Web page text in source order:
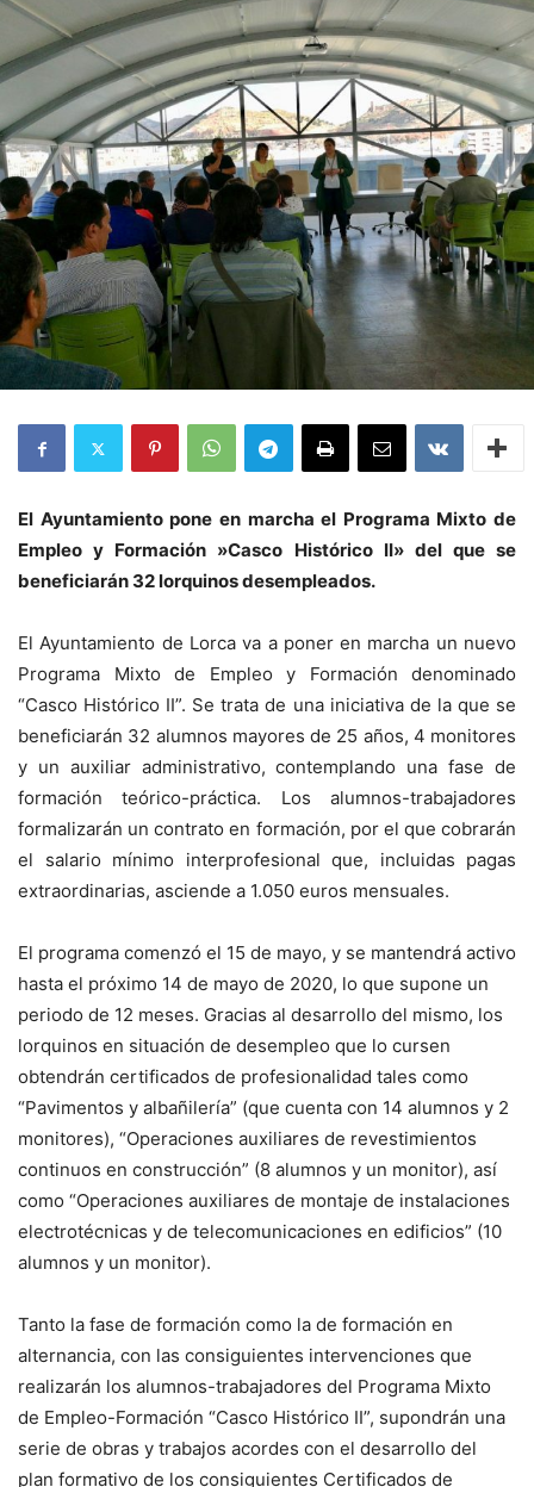
El Ayuntamiento pone en marcha el Programa Mixto de
Empleo y Formación »Casco Histórico II» del que se
beneficiarán 32 lorquinos desempleados.
El Ayuntamiento de Lorca va a poner en marcha un nuevo
Programa Mixto de Empleo y Formación denominado
“Casco Histórico II”. Se trata de una iniciativa de la que se
beneficiarán 32 alumnos mayores de 25 años, 4 monitores
y un auxiliar administrativo, contemplando una fase de
formación teórico-práctica. Los alumnos-trabajadores
formalizarán un contrato en formación, por el que cobrarán
el salario mínimo interprofesional que, incluidas pagas
extraordinarias, asciende a 1.050 euros mensuales.
El programa comenzó el 15 de mayo, y se mantendrá activo
hasta el próximo 14 de mayo de 2020, lo que supone un
periodo de 12 meses. Gracias al desarrollo del mismo, los
lorquinos en situación de desempleo que lo cursen
obtendrán certificados de profesionalidad tales como
“Pavimentos y albañilería” (que cuenta con 14 alumnos y 2
monitores), “Operaciones auxiliares de revestimientos
continuos en construcción” (8 alumnos y un monitor), así
como “Operaciones auxiliares de montaje de instalaciones
electrotécnicas y de telecomunicaciones en edificios” (10
alumnos y un monitor).
Tanto la fase de formación como la de formación en
alternancia, con las consiguientes intervenciones que
realizarán los alumnos-trabajadores del Programa Mixto
de Empleo-Formación “Casco Histórico II”, supondrán una
serie de obras y trabajos acordes con el desarrollo del
plan formativo de los consiguientes Certificados de